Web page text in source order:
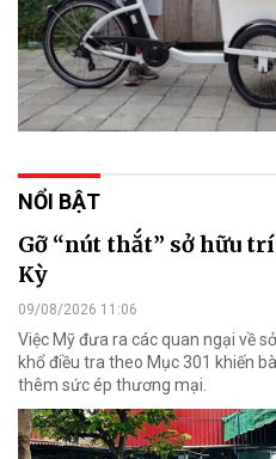
NỔI BẬT
Gỡ “nút thắt” sở hữu
Kỳ
09/08/2026 11:06
Việc Mỹ đưa ra các quan ngại về
khổ điều tra theo Mục 301 khiến
thêm sức ép thương mại.